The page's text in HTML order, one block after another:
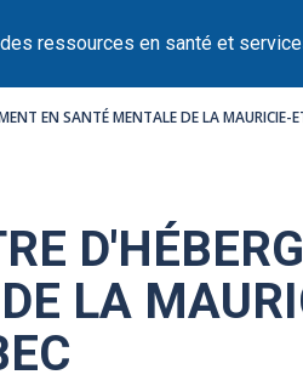
ressources en santé et
EN SANTÉ MENTALE DE LA MAURICIE-
LA